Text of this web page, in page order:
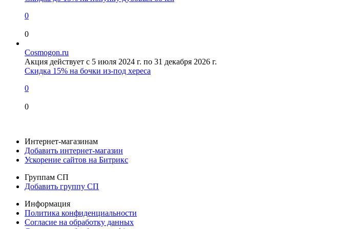
0
0
Cosmogon.ru
Акция действует с 5 июля 2024 г. по 31 декабря 2026 г.
Скидка 15% на бочки из-под хереса
0
0
Интернет-магазинам
Добавить интернет-магазин
Ускорение сайтов на Битрикс
Группам СП
Добавить группу СП
Информация
Политика конфиденциальности
Согласие на обработку данных